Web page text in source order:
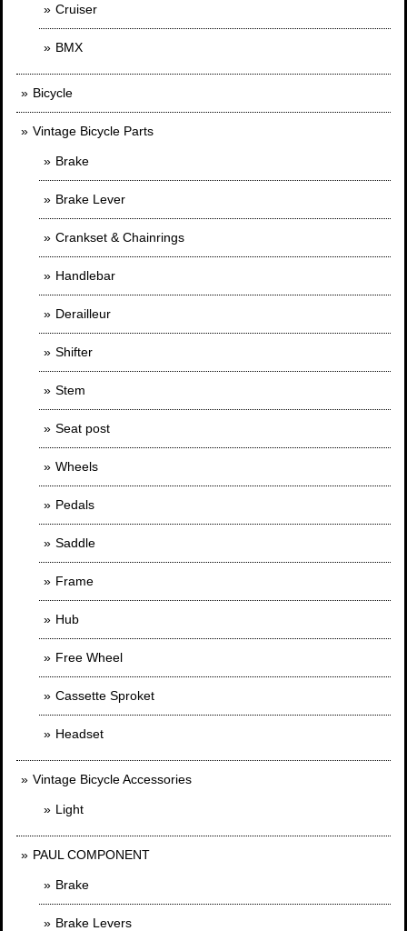
Cruiser
BMX
Bicycle
Vintage Bicycle Parts
Brake
Brake Lever
Crankset & Chainrings
Handlebar
Derailleur
Shifter
Stem
Seat post
Wheels
Pedals
Saddle
Frame
Hub
Free Wheel
Cassette Sproket
Headset
Vintage Bicycle Accessories
Light
PAUL COMPONENT
Brake
Brake Levers